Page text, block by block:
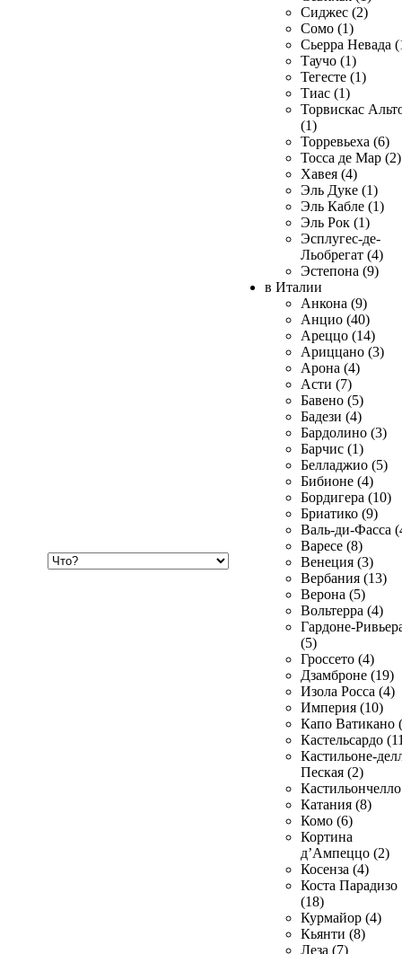
Сиджес (2)
Сомо (1)
Сьерра Невада
Таучо (1)
Тегесте (1)
Тиас (1)
Торвискас
(1)
Торревьеха (6)
Тосса де Мар (2)
Хавея (4)
Эль Дуке (1)
Эль Кабле (1)
Эль Рок (1)
Эсплугес-де-
Льобрегат (4)
Эстепона (9)
в Италии
Анкона (9)
Анцио (40)
Ареццо (14)
Ариццано (3)
Арона (4)
Асти (7)
Бавено (5)
Бадези (4)
Бардолино (3)
Барчис (1)
Белладжио (5)
Бибионе (4)
Бордигера (10)
Бриатико (9)
Валь-ди-Фасса
Варесе (8)
Венеция (3)
Вербания (13)
Верона (5)
Вольтерра (4)
Гардоне-
(5)
Гроссето (4)
Дзамброне (19)
Изола Росса (4)
Империя (10)
Капо Ватикано
Кастельсардо
Кастильоне-
Пеская (2)
Катания (8)
Комо (6)
Кортина
д’Ампеццо (2)
Косенза (4)
Коста Парадизо
(18)
Курмайор (4)
Кьянти (8)
Леза (7)